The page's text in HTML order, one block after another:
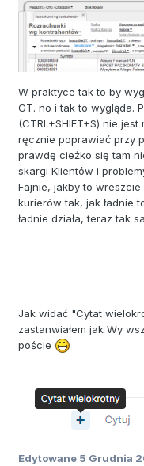
W praktyce tak to by
GT. no i tak to wygląda.
(CTRL+SHIFT+S) nie
ręcznie poprawiać przy
prawdę cieżko się tam
skargi Klientów i
Fajnie, jakby to wreszcie
kurierów tak, jak ładnie
ładnie działa, teraz tak
Jak widać "Cytat
zastanwiałem jak Wy
poście
Edytowane 5 Grudnia